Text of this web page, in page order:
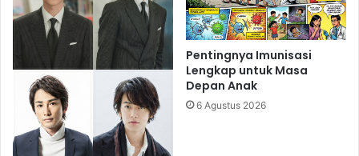
Pentingnya Imunisasi
Lengkap untuk Masa
Depan Anak
6 Agustus 2026